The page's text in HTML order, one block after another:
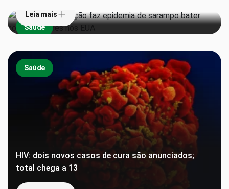
Saúde
Leia mais
Saúde
HIV: dois novos casos de cura são anunciados;
total chega a 13